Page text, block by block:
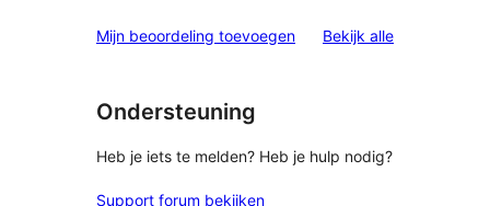
beoordelingen
sterren
Mijn beoordeling toevoegen Bekijk alle
Ondersteuning
Heb je iets te melden? Heb je hulp nodig?
Support forum bekijken